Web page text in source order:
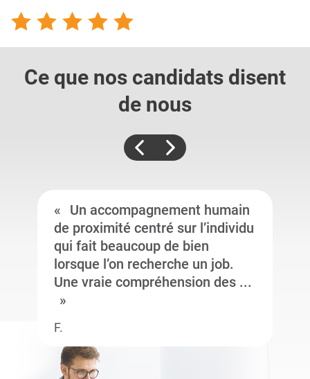
Ce que nos candidats disent
de nous
Un accompagnement humain
de proximité centré sur l’individu
qui fait beaucoup de bien
lorsque l’on recherche un job.
Une vraie compréhension des ...
F.